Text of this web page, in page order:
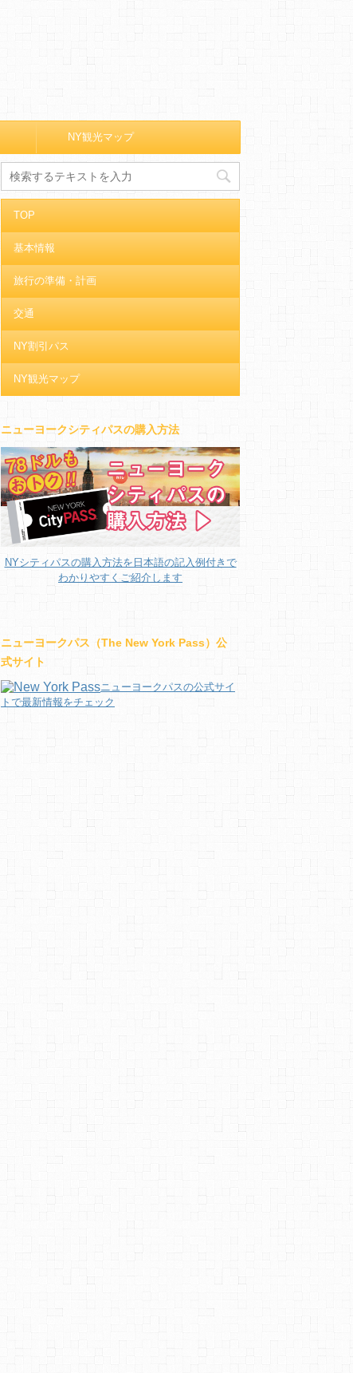
NY観光マップ
TOP
基本情報
旅行の準備・計画
交通
NY割引パス
NY観光マップ
ニューヨークシティパスの購入方法
NYシティパスの購入方法を日本語の記入例付きで
わかりやすくご紹介します
ニューヨークパス（The New York Pass）公
式サイト
ニューヨークパスの公式サイ
トで最新情報をチェック